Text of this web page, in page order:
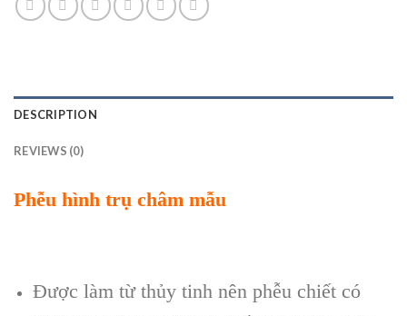
DESCRIPTION
REVIEWS (0)
Phễu hình trụ châm mẫu
Được làm từ thủy tinh nên phễu chiết có